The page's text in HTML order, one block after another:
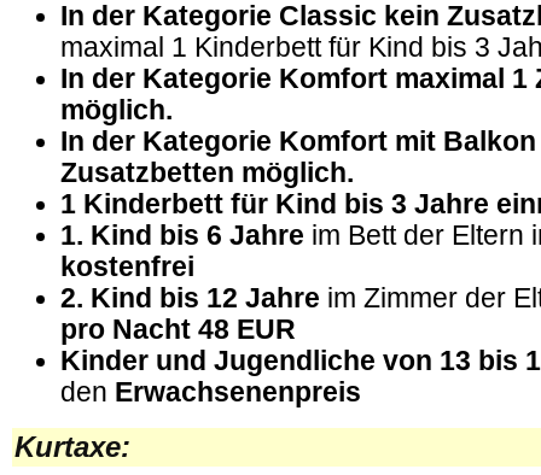
In der Kategorie Classic kein
maximal 1 Kinderbett für Kind bis 3
In der Kategorie Komfort maximal 1
möglich.
In der Kategorie Komfort mit
Zusatzbetten möglich.
1 Kinderbett für Kind bis 3 Jahre
1. Kind bis 6 Jahre im Bett der Eltern
kostenfrei
2. Kind bis 12 Jahre im Zimmer der
pro Nacht 48 EUR
Kinder und Jugendliche von 13 bis
den Erwachsenenpreis
Kurtaxe: